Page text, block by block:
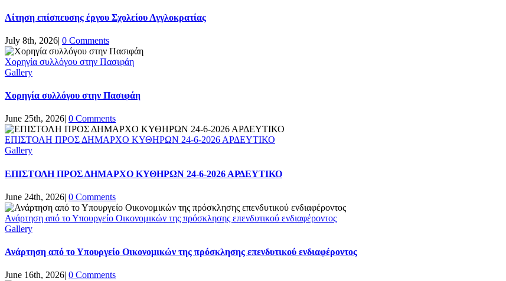
Αίτηση επίσπευσης έργου Σχολείου Αγγλοκρατίας
July 8th, 2026| 0 Comments
Χορηγία συλλόγου στην Πασιφάη
Gallery
Χορηγία συλλόγου στην Πασιφάη
June 25th, 2026| 0 Comments
ΕΠΙΣΤΟΛΗ ΠΡΟΣ ΔΗΜΑΡΧΟ ΚΥΘΗΡΩΝ 24-6-2026 ΑΡΔΕΥΤΙΚΟ
Gallery
ΕΠΙΣΤΟΛΗ ΠΡΟΣ ΔΗΜΑΡΧΟ ΚΥΘΗΡΩΝ 24-6-2026 ΑΡΔΕΥΤΙΚΟ
June 24th, 2026| 0 Comments
Ανάρτηση από το Υπουργείο Οικονομικών της πρόσκλησης επενδυτικού ενδιαφέροντος
Gallery
Ανάρτηση από το Υπουργείο Οικονομικών της πρόσκλησης επενδυτικού ενδιαφέροντος
June 16th, 2026 0 Comments